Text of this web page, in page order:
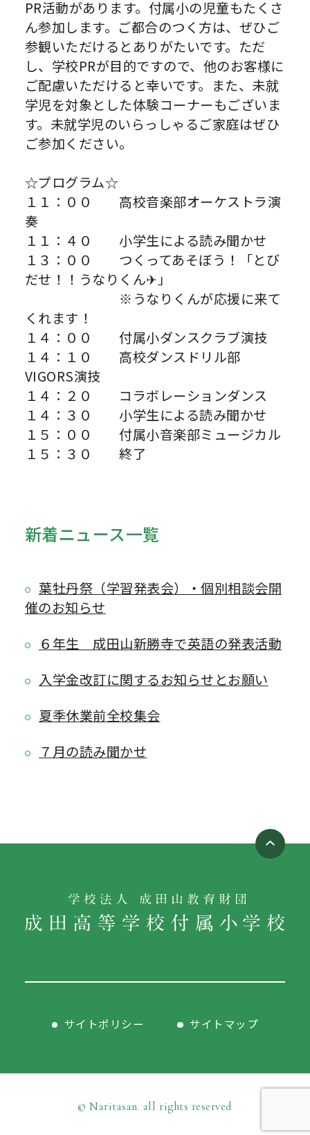
PR活動があります。付属小の児童もたくさ
ん参加します。ご都合のつく方は、ぜひご
参観いただけるとありがたいです。ただ
し、学校PRが目的ですので、他のお客様に
ご配慮いただけると幸いです。また、未就
学児を対象とした体験コーナーもございま
す。未就学児のいらっしゃるご家庭はぜひ
ご参加ください。
☆プログラム☆
１１：００ 高校音楽部オーケストラ演
奏
１１：４０ 小学生による読み聞かせ
１３：００ つくってあそぼう！「とび
だせ！！うなりくん✈」
※うなりくんが応援に来て
くれます！
１４：００ 付属小ダンスクラブ演技
１４：１０ 高校ダンスドリル部
VIGORS演技
１４：２０ コラボレーションダンス
１４：３０ 小学生による読み聞かせ
１５：００ 付属小音楽部ミュージカル
１５：３０ 終了
新着ニュース一覧
葉牡丹祭（学習発表会）・個別相談会開
催のお知らせ
６年生 成田山新勝寺で英語の発表活動
入学金改訂に関するお知らせとお願い
夏季休業前全校集会
７月の読み聞かせ
サイトポリシー サイトマップ
© Naritasan. all rights reserved